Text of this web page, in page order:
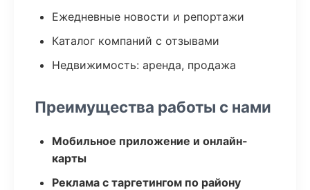
Ежедневные новости и репортажи
Каталог компаний с отзывами
Недвижимость: аренда, продажа
Преимущества работы с нами
Мобильное приложение и онлайн-
карты
Реклама с таргетингом по району